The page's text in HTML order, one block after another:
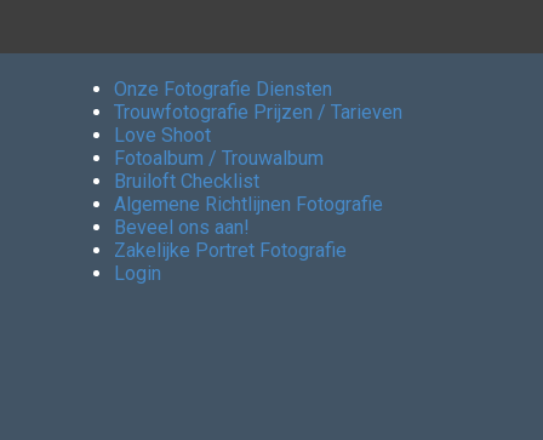
Onze Fotografie Diensten
Trouwfotografie Prijzen / Tarieven
Love Shoot
Fotoalbum / Trouwalbum
Bruiloft Checklist
Algemene Richtlijnen Fotografie
Beveel ons aan!
Zakelijke Portret Fotografie
Login